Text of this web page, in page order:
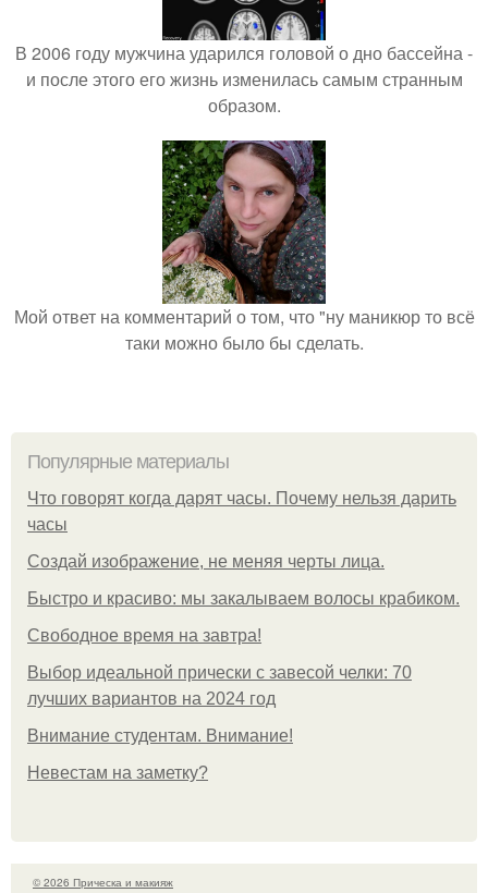
В 2006 году мужчина ударился головой о дно бассейна -
и после этого его жизнь изменилась самым странным
образом.
Мой ответ на комментарий о том, что "ну маникюр то всё
таки можно было бы сделать.
Популярные материалы
Что говорят когда дарят часы. Почему нельзя дарить
часы
Создай изображение, не меняя черты лица.
Быстро и красиво: мы закалываем волосы крабиком.
Свободное время на завтра!
Выбор идеальной прически с завесой челки: 70
лучших вариантов на 2024 год
Внимание студентам. Внимание!
Невестам на заметку?
© 2026 Прическа и макияж